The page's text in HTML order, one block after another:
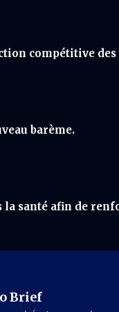
compétitive des
barème.
la santé afin de
Brief